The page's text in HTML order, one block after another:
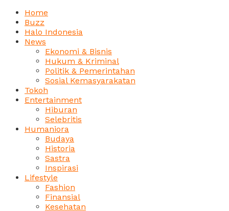
Home
Buzz
Halo Indonesia
News
Ekonomi & Bisnis
Hukum & Kriminal
Politik & Pemerintahan
Sosial Kemasyarakatan
Tokoh
Entertainment
Hiburan
Selebritis
Humaniora
Budaya
Historia
Sastra
Inspirasi
Lifestyle
Fashion
Finansial
Kesehatan